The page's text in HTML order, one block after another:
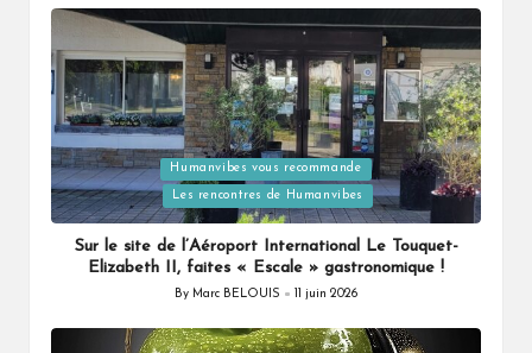
Posted
in
Humanvibes vous recommande
Les rencontres de Humanvibes
Sur le site de l’Aéroport International Le Touquet-
Elizabeth II, faites « Escale » gastronomique !
Posted
By Marc BELOUIS 11 juin 2026